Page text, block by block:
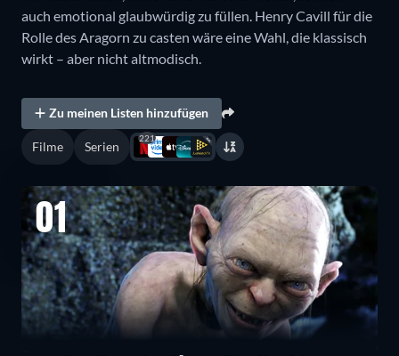
auch emotional glaubwürdig zu füllen. Henry Cavill für die
Rolle des Aragorn zu casten wäre eine Wahl, die klassisch
wirkt – aber nicht altmodisch.
Zu meinen Listen hinzufügen
Filme Serien
221
01